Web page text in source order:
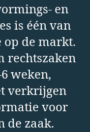
en
is één van
op de markt.
rechtszaken
weken,
verkrijgen
voor
de zaak.